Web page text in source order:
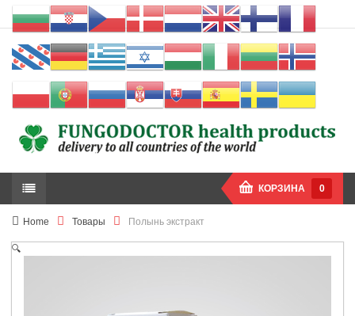
КОРЗИНА 0
Home Товары Полынь экстракт
🔍